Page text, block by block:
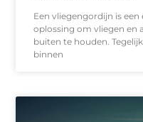
Een vliegengordijn is
oplossing om vliegen en
buiten te houden.
binnen